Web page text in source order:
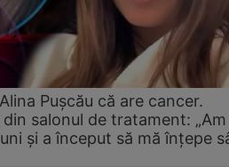
Pușcău că are cancer.
salonul de tratament:
și a început să mă înțepe